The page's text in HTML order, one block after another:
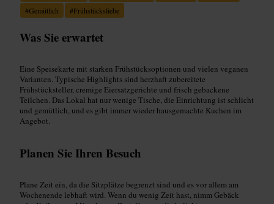
#Gemütlich #Frühstücksliebe
Was Sie erwartet
Eine Speisekarte mit starken Frühstücksoptionen und vielen veganen
Varianten. Typische Highlights sind herzhaft zubereitete
Frühstücksteller, cremige Eiersatzgerichte und frisch gebackene
Teilchen. Das Lokal hat nur wenige Tische, die Einrichtung ist schlicht
und gemütlich, und es gibt immer wieder hausgemachte Kuchen im
Angebot.
Planen Sie Ihren Besuch
Plane Zeit ein, da die Sitzplätze begrenzt sind und es vor allem am
Wochenende lebhaft wird. Wenn du wenig Zeit hast, nimm Gebäck